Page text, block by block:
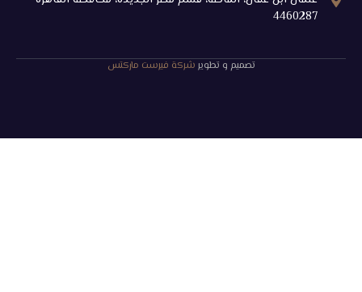
4460287
تصميم و تطوير شركة فيرست ماركتس